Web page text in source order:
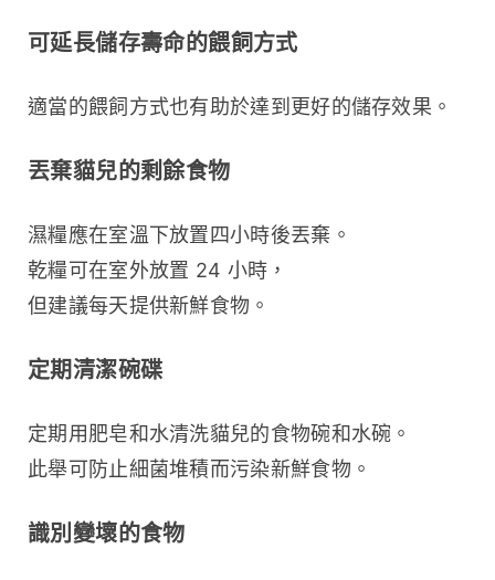
可延長儲存壽命的餵飼方式
適當的餵飼方式也有助於達到更好的儲存效果。
丟棄貓兒的剩餘食物
濕糧應在室溫下放置四小時後丟棄。
乾糧可在室外放置 24 小時，
但建議每天提供新鮮食物。
定期清潔碗碟
定期用肥皂和水清洗貓兒的食物碗和水碗。
此舉可防止細菌堆積而污染新鮮食物。
識別變壞的食物